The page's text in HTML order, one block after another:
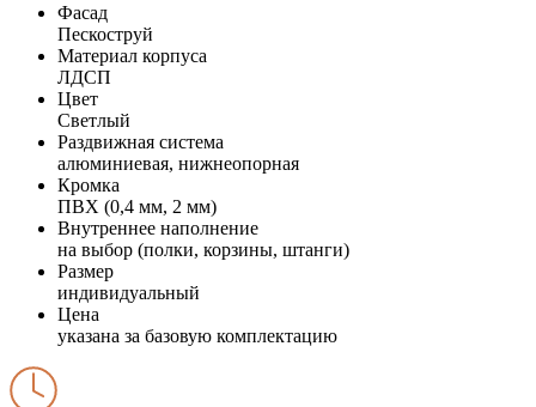
Фасад
Пескоструй
Материал корпуса
ЛДСП
Цвет
Светлый
Раздвижная система
алюминиевая, нижнеопорная
Кромка
ПВХ (0,4 мм, 2 мм)
Внутреннее наполнение
на выбор (полки, корзины, штанги)
Размер
индивидуальный
Цена
указана за базовую комплектацию